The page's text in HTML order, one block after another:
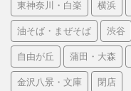
東神奈川・白楽 横浜
油そば・まぜそば 渋谷
自由が丘 蒲田・大森
金沢八景・文庫 閉店